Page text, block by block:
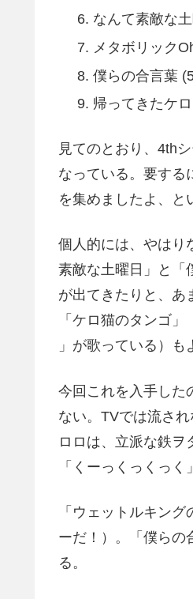
なんて素敵な
メタボリック
僕らの合言葉
帰ってきたケ
見てのとおり、4th
なっている。要する
を集めましたよ、と
個人的には、やはり
素敵な土曜日」と「
が出てきたりと、あ
「ケロ猫のタンゴ
」が歌っている）も
今回これを入手した
ない。TVでは流さ
ロロは、立派な鉄
「くーっくっくっ
「ウェットルキン
ーだ！）。「僕らの
る。